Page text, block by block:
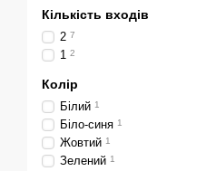
Кількість входів
2 7
1 2
Колір
Білий 1
Біло-синя 1
Жовтий 1
Зелений 1